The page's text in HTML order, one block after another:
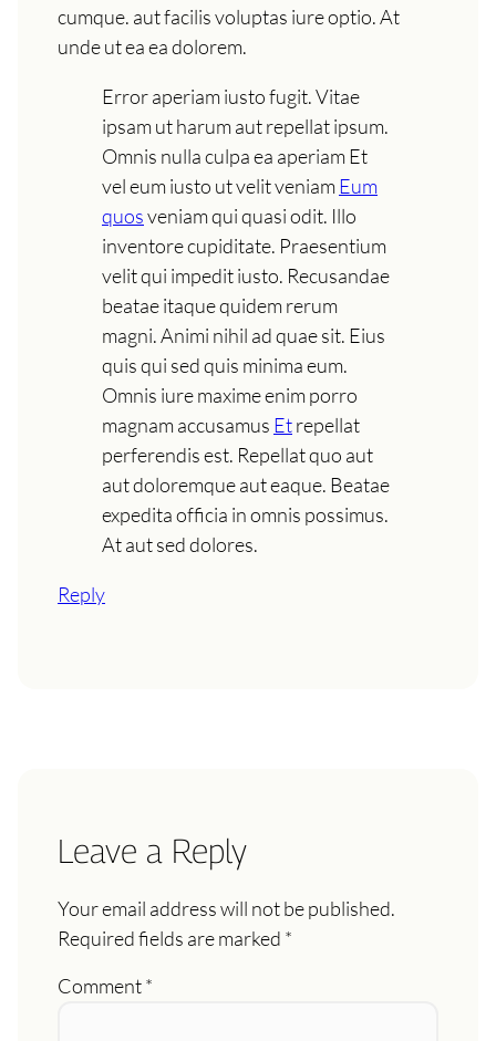
cumque. aut facilis voluptas iure optio. At
unde ut ea ea dolorem.
Error aperiam iusto fugit. Vitae
ipsam ut harum aut repellat ipsum.
Omnis nulla culpa ea aperiam Et
vel eum iusto ut velit veniamEum
quosveniam qui quasi odit. Illo
inventore cupiditate. Praesentium
velit qui impedit iusto. Recusandae
beatae itaque quidem rerum
magni. Animi nihil ad quae sit. Eius
quis qui sed quis minima eum.
Omnis iure maxime enim porro
magnam accusamus Etrepellat
perferendis est. Repellat quo aut
aut doloremque aut eaque. Beatae
expedita officia in omnis possimus.
At aut sed dolores.
Reply
Leave a Reply
Your email address will not be published.
Required fields are marked *
Comment*